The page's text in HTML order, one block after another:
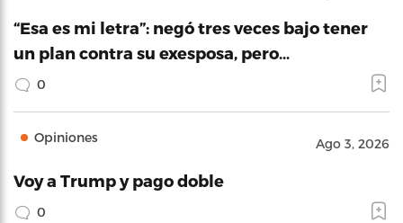
“Esa es mi letra”: negó tres veces bajo tener
un plan contra su exesposa, pero…
0
Opiniones Ago 3, 2026
Voy a Trump y pago doble
0